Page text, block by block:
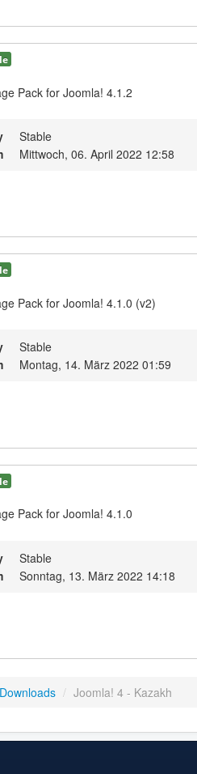
Pack for Joomla! 4.1.2
Stable
Mittwoch, 06. April 2022 12:58
Pack for Joomla! 4.1.0 (v2)
Stable
Montag, 14. März 2022 01:59
Pack for Joomla! 4.1.0
Stable
Sonntag, 13. März 2022 14:18
Downloads / Joomla! 4 - Kazakh